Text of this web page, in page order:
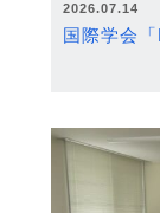
2026.07.14
国際学会